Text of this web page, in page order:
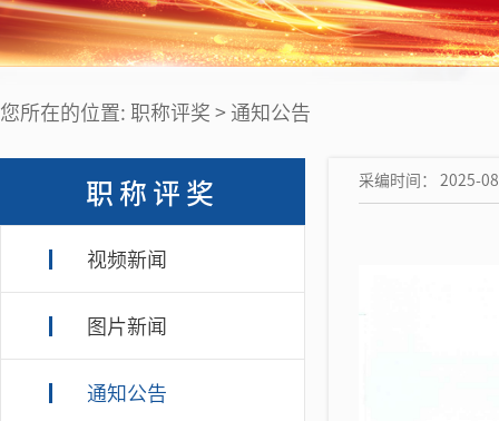
您所在的位置: 职称评奖 > 通知公告
职称评奖
视频新闻
图片新闻
通知公告
采编时间： 2025-